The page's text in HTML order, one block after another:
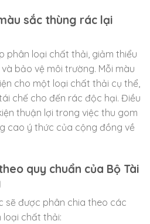
sắc thùng rác lại
phân loại chất thải, giảm thiểu
bảo vệ môi trường. Mỗi màu
cho một loại chất thải cụ thể,
chế cho đến rác độc hại. Điều
thuận lợi trong việc thu gom
cao ý thức của cộng đồng về
quy chuẩn của Bộ Tài
sẽ được phân chia theo các
loại chất thải: